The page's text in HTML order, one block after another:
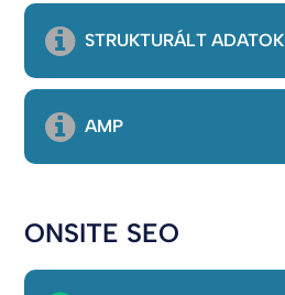
STRUKTURÁLT ADATOK
AMP
ONSITE SEO